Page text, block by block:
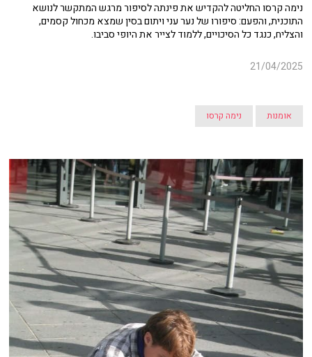
נימה קרסו החליטה להקדיש את פינתה לסיפור מרגש המתקשר לנושא
התוכנית, והפעם: סיפורו של נער עני ויתום בסין שמצא מכחול קסמים,
והצליח, כנגד כל הסיכויים, ללמוד לצייר את היופי סביבו.
21/04/2025
אומנות נימה קרסו